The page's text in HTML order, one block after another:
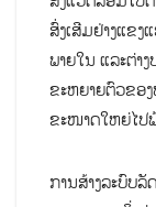
ສົ່ງເສີມຢ່າງແຂງ
ພາຍໃນ ແລະຕ່າ
ຂະຫຍາຍຕົວຂອ
ຂະໜາດໃຫຍ່ໄປ
ການສ້າງລະບົບ